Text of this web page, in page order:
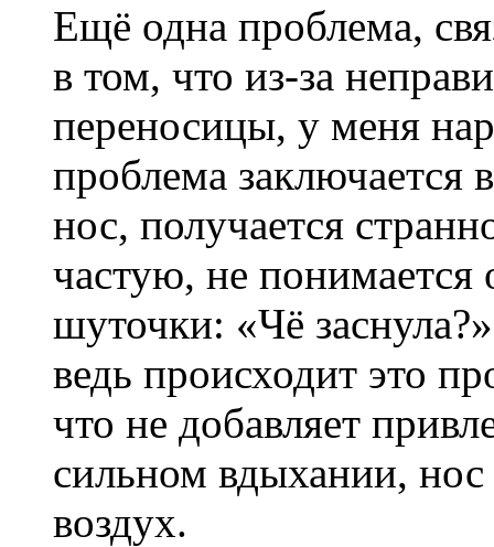
Ещё одна проблема,
в том, что из-за
переносицы, у меня
проблема заключается
нос, получается
частую, не
шуточки: «Чё
ведь происходит это
что не добавляет
сильном вдыхании, нос
воздух.